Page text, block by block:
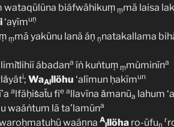
wataqūlūna biáfwähikuṃ ṃmā laisa
‘aṿīmuṇ
ṃmā yakūnu lanã áṇ ṇnatakallama
limiṫlihiĩ ábadana íṅ kuṅtuṃ ṃmùminīna
lǎyäti; WaAlllöhu ‘alīmun ḥakīmun
alfäḥiṡaẗu fie allavīna ǎmanūa lahum
waáṅtum lā ta’lamūna
waáṇna A
lllöha ro-ūfuṇ
r